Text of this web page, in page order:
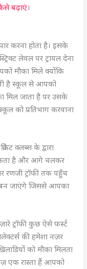
बढ़ाएं।
करना होता है। इसके
लेवल पर ट्रायल देना
मौका मिले क्योंकि
है स्कूल से आपको
मिल जाता है पर उसके
को प्रतिभाग करवाना
क्लब्स के द्वारा
है और आगे चलकर
रणजी ट्रॉफी तक पहुँच
जाएंगे जिससे आपका
ट्रॉफी कुछ ऐसे फर्स्ट
की हमेशा नज़र
को मौका मिलता
एक रास्ता हैं आपको